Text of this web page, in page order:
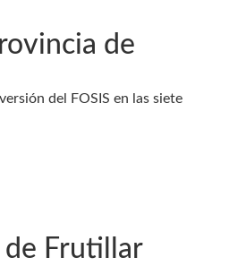
de
del FOSIS en las siete
Frutillar